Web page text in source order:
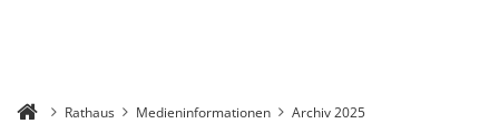
Rathaus Medieninformationen
Archiv 2025